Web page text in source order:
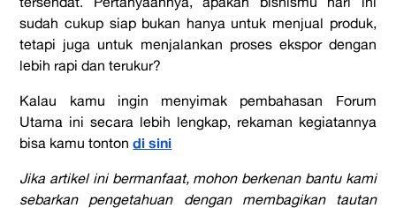
sudah cukup siap bukan hanya untuk menjual produk,
tetapi juga untuk menjalankan proses ekspor dengan
lebih rapi dan terukur?
Kalau kamu ingin menyimak pembahasan Forum
Utama ini secara lebih lengkap, rekaman kegiatannya
bisa kamu tontondi sini
Jika artikel ini bermanfaat, mohon berkenan bantu kami
sebarkan pengetahuan dengan membagikan tautan